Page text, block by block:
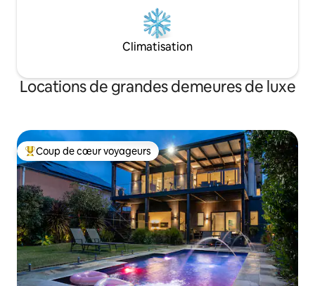
Climatisation
Locations de grandes demeures de luxe
Coups de cœur voyageurs les plus appréciés
Coup de cœur voyageurs